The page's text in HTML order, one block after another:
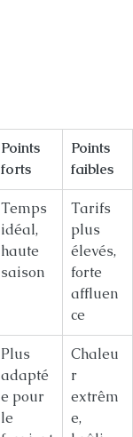
Points
forts
Points
faibles
Temps
idéal,
haute
saison
Tarifs
plus
élevés,
forte
affluen
ce
Plus
adapté
e pour
le
Chaleu
r
extrêm
e,